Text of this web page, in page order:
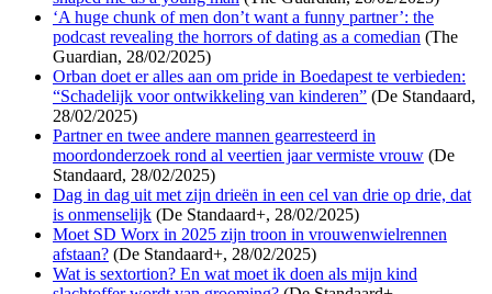
‘A huge chunk of men don’t want a funny partner’: the
podcast revealing the horrors of dating as a comedian (The
Guardian, 28/02/2025)
Orban doet er alles aan om pride in Boedapest te verbieden:
“Schadelijk voor ontwikkeling van kinderen” (De Standaard,
28/02/2025)
Partner en twee andere mannen gearresteerd in
moordonderzoek rond al veertien jaar vermiste vrouw (De
Standaard, 28/02/2025)
Dag in dag uit met zijn drieën in een cel van drie op drie, dat
is onmenselijk (De Standaard+, 28/02/2025)
Moet SD Worx in 2025 zijn troon in vrouwenwielrennen
afstaan? (De Standaard+, 28/02/2025)
Wat is sextortion? En wat moet ik doen als mijn kind